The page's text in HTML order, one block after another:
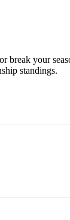
your
standings.